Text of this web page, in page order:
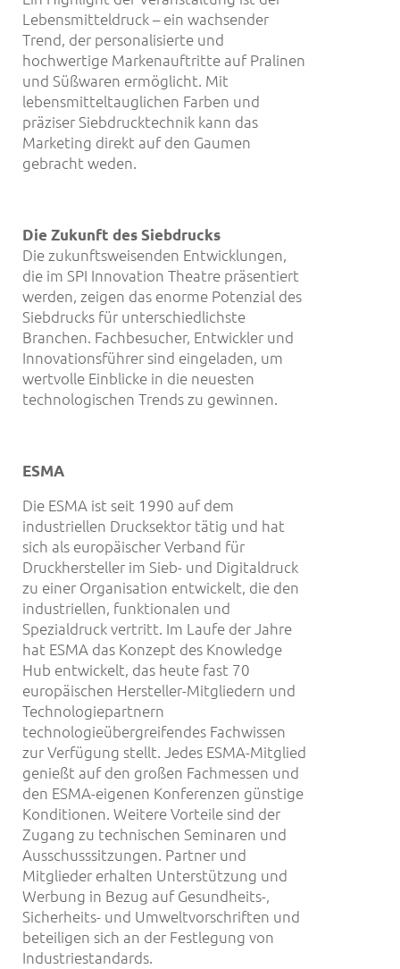
Lebensmitteldruck – ein wachsender
Trend, der personalisierte und
hochwertige Markenauftritte auf Pralinen
und Süßwaren ermöglicht. Mit
lebensmitteltauglichen Farben und
präziser Siebdrucktechnik kann das
Marketing direkt auf den Gaumen
gebracht weden.
Die Zukunft des Siebdrucks
Die zukunftsweisenden Entwicklungen,
die im SPI Innovation Theatre präsentiert
werden, zeigen das enorme Potenzial des
Siebdrucks für unterschiedlichste
Branchen. Fachbesucher, Entwickler und
Innovationsführer sind eingeladen, um
wertvolle Einblicke in die neuesten
technologischen Trends zu gewinnen.
ESMA
Die ESMA ist seit 1990 auf dem
industriellen Drucksektor tätig und hat
sich als europäischer Verband für
Druckhersteller im Sieb- und Digitaldruck
zu einer Organisation entwickelt, die den
industriellen, funktionalen und
Spezialdruck vertritt. Im Laufe der Jahre
hat ESMA das Konzept des Knowledge
Hub entwickelt, das heute fast 70
europäischen Hersteller-Mitgliedern und
Technologiepartnern
technologieübergreifendes Fachwissen
zur Verfügung stellt. Jedes ESMA-Mitglied
genießt auf den großen Fachmessen und
den ESMA-eigenen Konferenzen günstige
Konditionen. Weitere Vorteile sind der
Zugang zu technischen Seminaren und
Ausschusssitzungen. Partner und
Mitglieder erhalten Unterstützung und
Werbung in Bezug auf Gesundheits-,
Sicherheits- und Umweltvorschriften und
beteiligen sich an der Festlegung von
Industriestandards.